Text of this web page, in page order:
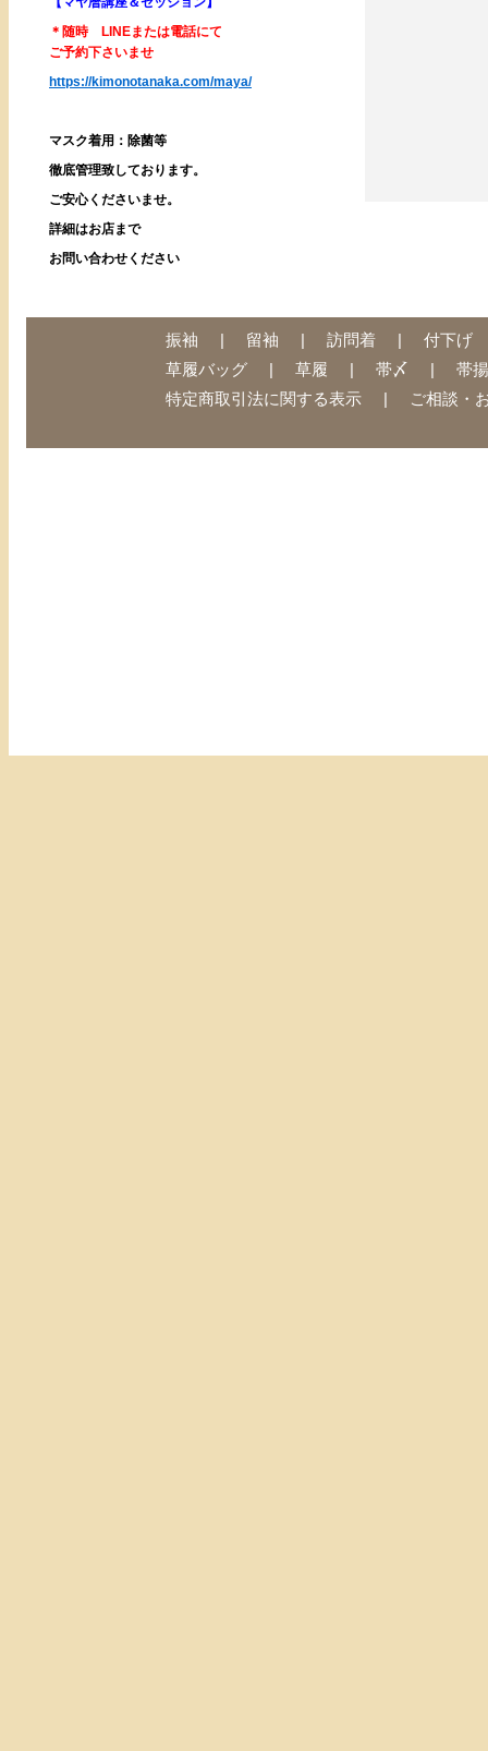
＊随時 LINEまたは電話にて
ご予約下さいませ
https://kimonotanaka.com/maya/
マスク着用：除菌等
徹底管理致しております。
ご安心くださいませ。
詳細はお店まで
お問い合わせください
振袖 留袖 訪問着
付下げ
草履バッグ
草履 帯〆
帯
特定商取引法に関する表示
ご相談・